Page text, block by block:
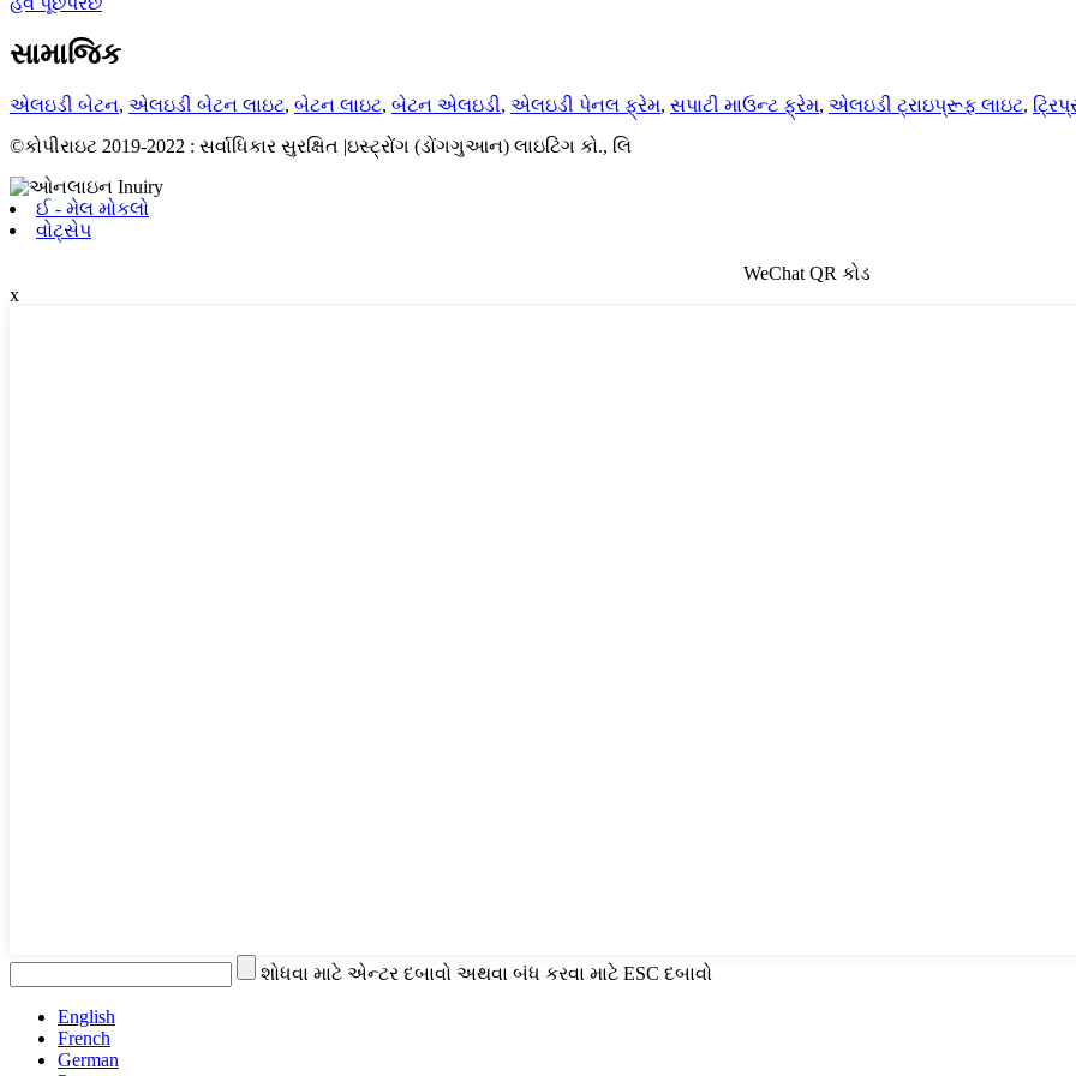
સામાજિક
એલઇડી બેટન, એલઇડી બેટન લાઇટ, બેટન લાઇટ, બેટન એલઇડી, એલઇડી પેનલ ફ્રેમ, સપાટી માઉન્ટ ફ્રેમ, એલઇડી ટ્રાઇપ્રૂફ લાઇટ,
©કોપીરાઇટ 2019-2022 : સર્વાધિકાર સુરક્ષિત |ઇસ્ટ્રોંગ (ડોંગગુઆન) લાઇટિંગ કો., લિ
ઈ - મેલ મોકલો
વોટ્સેપ
WeChat QR કોડ
x
શોધવા માટે એન્ટર દબાવો અથવા બંધ કરવા માટે ESC દબાવો
English
French
German